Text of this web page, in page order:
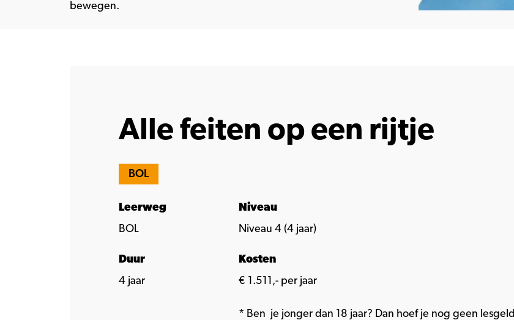
bewegen.
Alle feiten op een rijtje
BOL
Leerweg
BOL
Duur
4 jaar
Niveau
Niveau 4 (4 jaar)
Kosten
€ 1.511,- per jaar
* Ben je jonger dan 18 jaar? Dan hoef je nog geen lesgeld